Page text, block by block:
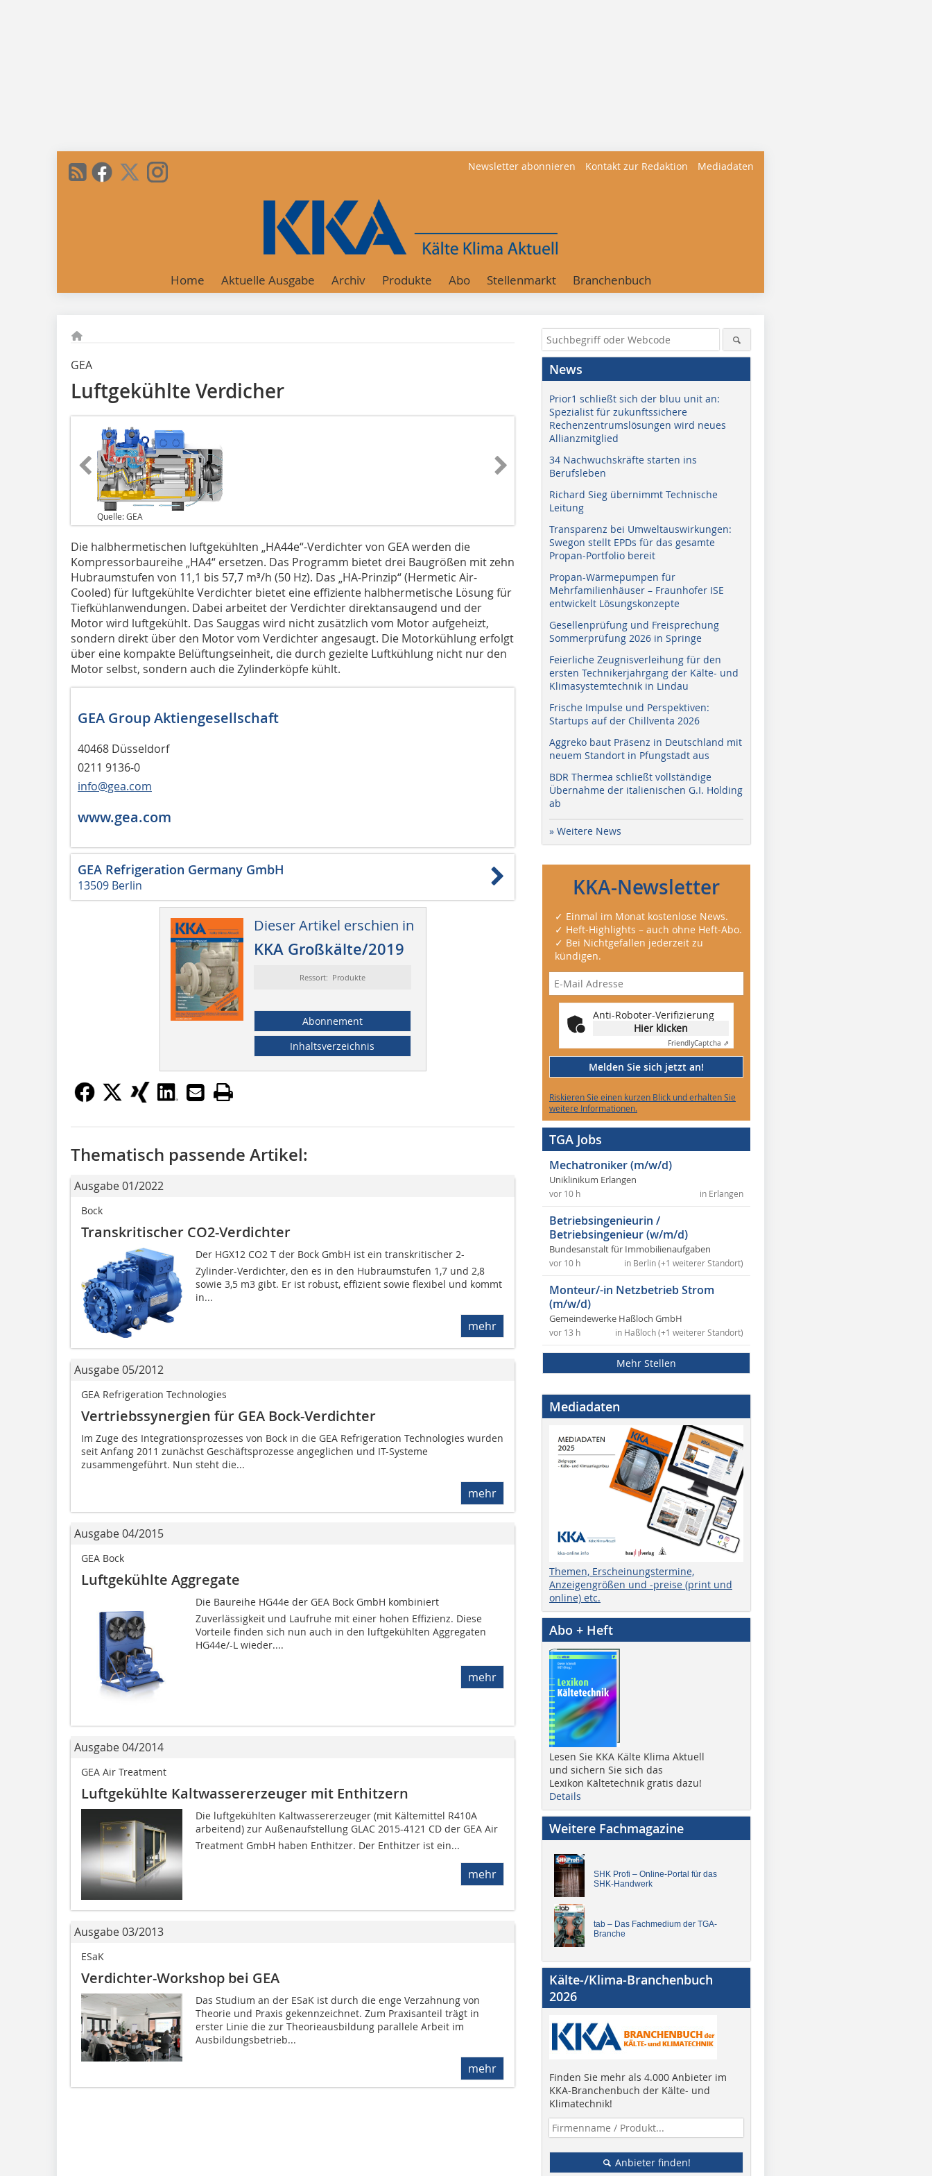
Newsletter abonnieren Kontakt zur Redaktion Mediadaten
Home Aktuelle Ausgabe Archiv Produkte Abo Stellenmarkt Branchenbuch
GEA
Luftgekühlte Verdicher
Quelle: GEA
Die halbhermetischen luftgekühlten „HA44e“-Verdichter von GEA werden die
Kompressorbaureihe „HA4“ ersetzen. Das Programm bietet drei Baugrößen mit zehn
Hubraumstufen von 11,1 bis 57,7 m³/h (50 Hz). Das „HA-Prinzip“ (Hermetic Air-
Cooled) für luftgekühlte Verdichter bietet eine effiziente halbhermetische Lösung für
Tiefkühlanwendungen. Dabei arbeitet der Verdichter direktansaugend und der
Motor wird luftgekühlt. Das Sauggas wird nicht zusätzlich vom Motor aufgeheizt,
sondern direkt über den Motor vom Verdichter angesaugt. Die Motorkühlung erfolgt
über eine kompakte Belüftungseinheit, die durch gezielte Luftkühlung nicht nur den
Motor selbst, sondern auch die Zylinderköpfe kühlt.
GEA Group Aktiengesellschaft
40468 Düsseldorf
0211 9136-0
info@gea.com
www.gea.com
GEA Refrigeration Germany GmbH
13509 Berlin
Dieser Artikel erschien in
KKA Großkälte/2019
Ressort: Produkte
Abonnement
Inhaltsverzeichnis
Thematisch passende Artikel:
Ausgabe 01/2022
Bock
Transkritischer CO2-Verdichter
Der HGX12 CO2 T der Bock GmbH ist ein transkritischer 2-
Zylinder-Verdichter, den es in den Hubraumstufen 1,7 und 2,8
sowie 3,5 m3 gibt. Er ist robust, effizient sowie flexibel und kommt
in...
mehr
Ausgabe 05/2012
GEA Refrigeration Technologies
Vertriebssynergien für GEA Bock-Verdichter
Im Zuge des Integrationsprozesses von Bock in die GEA Refrigeration Technologies wurden
seit Anfang 2011 zunächst Geschäftsprozesse angeglichen und IT-Systeme
zusammengeführt. Nun steht die...
mehr
Ausgabe 04/2015
GEA Bock
Luftgekühlte Aggregate
Die Baureihe HG44e der GEA Bock GmbH kombiniert
Zuverlässigkeit und Laufruhe mit einer hohen Effizienz. Diese
Vorteile finden sich nun auch in den luftgekühlten Aggregaten
HG44e/-L wieder....
mehr
Ausgabe 04/2014
GEA Air Treatment
Luftgekühlte Kaltwassererzeuger mit Enthitzern
Die luftgekühlten Kaltwassererzeuger (mit Kältemittel R410A
arbeitend) zur Außenaufstellung GLAC 2015-4121 CD der GEA Air
Treatment GmbH haben Enthitzer. Der Enthitzer ist ein...
mehr
Ausgabe 03/2013
ESaK
Verdichter-Workshop bei GEA
Das Studium an der ESaK ist durch die enge Verzahnung von
Theorie und Praxis gekennzeichnet. Zum Praxisanteil trägt in
erster Linie die zur Theorieausbildung parallele Arbeit im
Ausbildungsbetrieb...
mehr
News
Prior1 schließt sich der bluu unit an:
Spezialist für zukunftssichere
Rechenzentrumslösungen wird neues
Allianzmitglied
34 Nachwuchskräfte starten ins
Berufsleben
Richard Sieg übernimmt Technische
Leitung
Transparenz bei Umweltauswirkungen:
Swegon stellt EPDs für das gesamte
Propan-Portfolio bereit
Propan-Wärmepumpen für
Mehrfamilienhäuser – Fraunhofer ISE
entwickelt Lösungskonzepte
Gesellenprüfung und Freisprechung
Sommerprüfung 2026 in Springe
Feierliche Zeugnisverleihung für den
ersten Technikerjahrgang der Kälte- und
Klimasystemtechnik in Lindau
Frische Impulse und Perspektiven:
Startups auf der Chillventa 2026
Aggreko baut Präsenz in Deutschland mit
neuem Standort in Pfungstadt aus
BDR Thermea schließt vollständige
Übernahme der italienischen G.I. Holding
ab
» Weitere News
KKA-Newsletter
✓ Einmal im Monat kostenlose News.
✓ Heft-Highlights – auch ohne Heft-Abo.
✓ Bei Nichtgefallen jederzeit zu
kündigen.
Anti-Roboter-Verifizierung
Hier klicken
FriendlyCaptcha ⇗
Melden Sie sich jetzt an!
Riskieren Sie einen kurzen Blick und erhalten Sie
weitere Informationen.
TGA Jobs
Mechatroniker (m/w/d)
Uniklinikum Erlangen
in Erlangen
vor 10 h
Betriebsingenieurin /
Betriebsingenieur (w/m/d)
Bundesanstalt für Immobilienaufgaben
in Berlin (+1 weiterer Standort)
vor 10 h
Monteur/-in Netzbetrieb Strom
(m/w/d)
Gemeindewerke Haßloch GmbH
in Haßloch (+1 weiterer Standort)
vor 13 h
Mehr Stellen
Mediadaten
Themen, Erscheinungstermine,
Anzeigengrößen und -preise (print und
online) etc.
Abo + Heft
Lesen Sie KKA Kälte Klima Aktuell
und sichern Sie sich das
Lexikon Kältetechnik gratis dazu!
Details
Weitere Fachmagazine
SHK Profi – Online-Portal für das
SHK-Handwerk
tab – Das Fachmedium der TGA-
Branche
Kälte-/Klima-Branchenbuch
2026
Finden Sie mehr als 4.000 Anbieter im
KKA-Branchenbuch der Kälte- und
Klimatechnik!
Anbieter finden!